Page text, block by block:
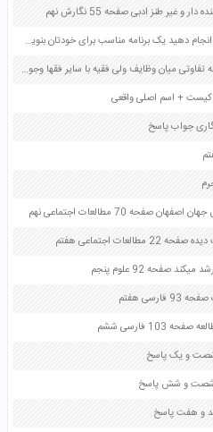
طنز ادبی صفحه 55 نگارش نهم
با توجه به کارهای خوبی که باید روز جمعه انجام دهید یک برنامه مناسب برای خودتان بنویسید صفحه 50 هدیه های آسمان پنجم
با کمک هم گروهی های خود بگویید که چه تفاوتی میان وظایف ولی فقیه با سایر فقها وجود دارد صفحه 58 پیام های آسمان نهم
کیست + اسم اصلی واقعی
جواب پاسخ
70 مطالعات اجتماعی نهم
اجتماعی هفتم
صفحه 92 علوم پنجم
هفتم
فارسی ششم